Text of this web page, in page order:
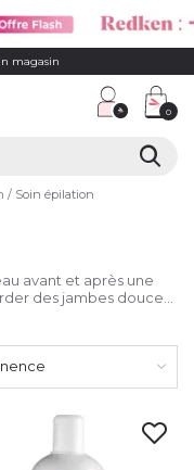
magasin
0
Soin épilation
avant et après une
des jambes douces